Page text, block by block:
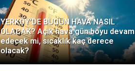
YERKÖY’DE BUGÜN HAVA NASIL
OLACAK? Açık hava gün boyu devam
edecek mi, sıcaklık kaç derece
olacak?